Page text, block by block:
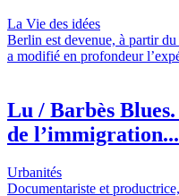
La Vie des idées
Berlin est devenue, à partir
a modifié en profondeur
Lu / Barbès
de l’immigration...
Urbanités
Documentariste et